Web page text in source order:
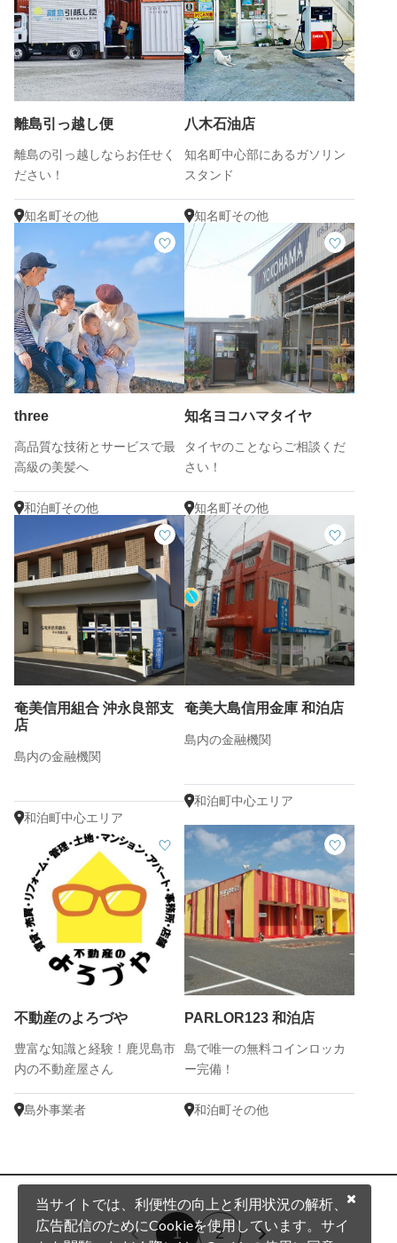
離島引っ越し便
離島の引っ越しならお任せく
ださい！
知名町その他
八木石油店
知名町中心部にあるガソリン
スタンド
知名町その他
three
高品質な技術とサービスで最
高級の美髪へ
和泊町その他
知名ヨコハマタイヤ
タイヤのことならご相談くだ
さい！
知名町その他
奄美信用組合 沖永良部支
店
島内の金融機関
和泊町中心エリア
奄美大島信用金庫 和泊店
島内の金融機関
和泊町中心エリア
不動産のよろづや
豊富な知識と経験！鹿児島市
内の不動産屋さん
島外事業者
PARLOR123 和泊店
島で唯一の無料コインロッカ
ー完備！
和泊町その他
1 2
当サイトでは、利便性の向上と利用状況の解析、
広告配信のためにCookieを使用しています。サイ